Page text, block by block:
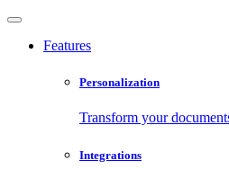
Features
Personalization
Transform your
Integrations